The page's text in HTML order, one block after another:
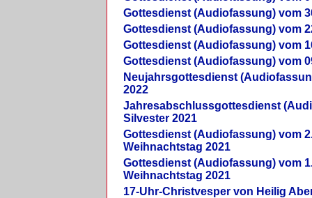
Gottesdienst (Audiofassung) vom
Gottesdienst (Audiofassung) vom
Gottesdienst (Audiofassung) vom
Gottesdienst (Audiofassung) vom
Neujahrsgottesdienst
2022
Jahresabschlussgottesdienst
Silvester 2021
Gottesdienst (Audiofassung) vom
Weihnachtstag 2021
Gottesdienst (Audiofassung) vom
Weihnachtstag 2021
17-Uhr-Christvesper von Heilig